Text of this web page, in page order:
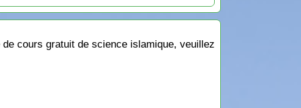
cours gratuit de science islamique, veuillez